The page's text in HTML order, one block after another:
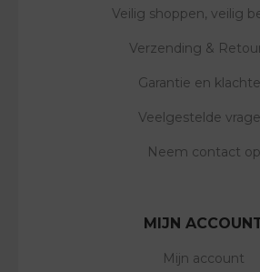
Veilig shoppen, veilig
Verzending &
Garantie en
Veelgestelde
Neem contact op
MIJN
Mijn account